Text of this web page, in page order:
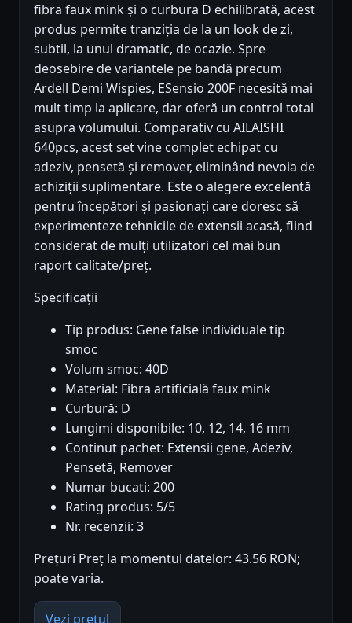
fibra faux mink și o curbura D echilibrată, acest
produs permite tranziția de la un look de zi,
subtil, la unul dramatic, de ocazie. Spre
deosebire de variantele pe bandă precum
Ardell Demi Wispies, ESensio 200F necesită mai
mult timp la aplicare, dar oferă un control total
asupra volumului. Comparativ cu AILAISHI
640pcs, acest set vine complet echipat cu
adeziv, pensetă și remover, eliminând nevoia de
achiziții suplimentare. Este o alegere excelentă
pentru începători și pasionați care doresc să
experimenteze tehnicile de extensii acasă, fiind
considerat de mulți utilizatori cel mai bun
raport calitate/preț.
Specificații
Tip produs: Gene false individuale tip
smoc
Volum smoc: 40D
Material: Fibra artificială faux mink
Curbură: D
Lungimi disponibile: 10, 12, 14, 16 mm
Continut pachet: Extensii gene, Adeziv,
Pensetă, Remover
Numar bucati: 200
Rating produs: 5/5
Nr. recenzii: 3
Prețuri Preț la momentul datelor: 43.56 RON;
poate varia.
Vezi prețul